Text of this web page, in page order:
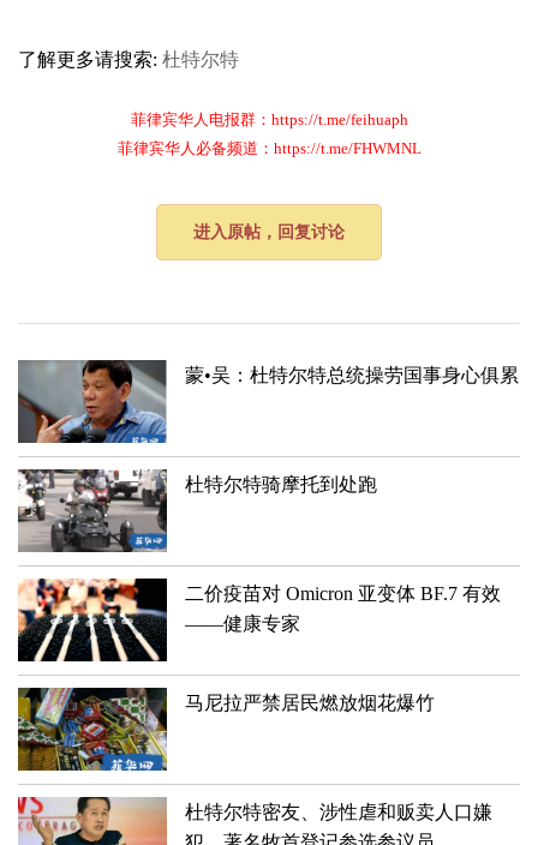
了解更多请搜索: 杜特尔特
菲律宾华人电报群：https://t.me/feihuaph
菲律宾华人必备频道：https://t.me/FHWMNL
进入原帖，回复讨论
蒙•吴：杜特尔特总统操劳国事身心俱累
杜特尔特骑摩托到处跑
二价疫苗对 Omicron 亚变体 BF.7 有效
——健康专家
马尼拉严禁居民燃放烟花爆竹
杜特尔特密友、涉性虐和贩卖人口嫌